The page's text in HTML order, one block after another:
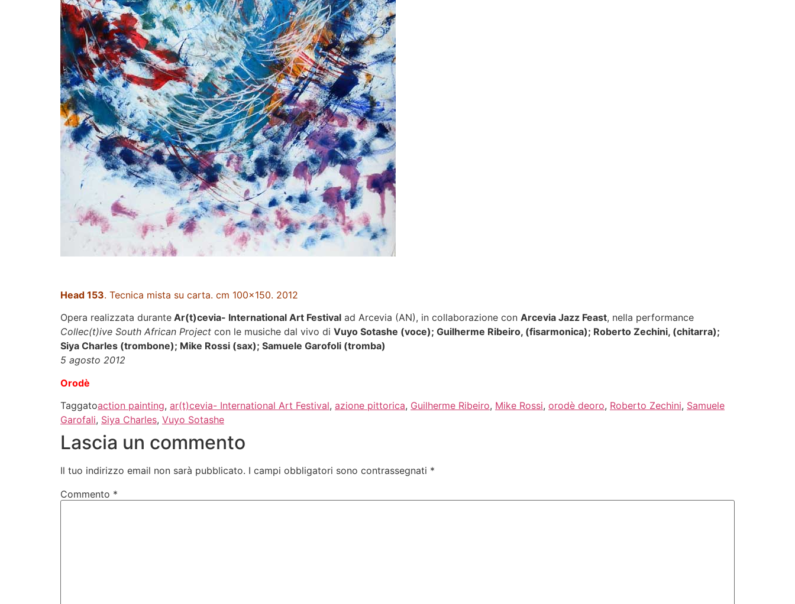
Head 153. Tecnica mista su carta. cm 100×150. 2012
Opera realizzata durante Ar(t)cevia- International Art Festival ad Arcevia (AN), in collaborazione con Arcevia Jazz Feast, nella performance
Collec(t)ive South African Project con le musiche dal vivo di Vuyo Sotashe (voce); Guilherme Ribeiro, (fisarmonica); Roberto Zechini, (chitarra);
Siya Charles (trombone); Mike Rossi (sax); Samuele Garofoli (tromba)
5 agosto 2012
Orodè
Taggatoaction painting, ar(t)cevia- International Art Festival, azione pittorica, Guilherme Ribeiro, Mike Rossi, orodè deoro, Roberto Zechini, Samuele
Garofali, Siya Charles, Vuyo Sotashe
Lascia un commento
Il tuo indirizzo email non sarà pubblicato. I campi obbligatori sono contrassegnati *
Commento *